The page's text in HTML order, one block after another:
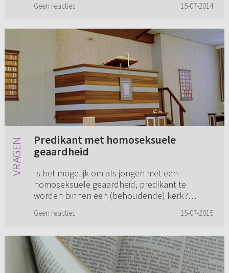
Geen reacties 15-07-2014
Predikant met homoseksuele
geaardheid
Is het mogelijk om als jongen met een
homoseksuele geaardheid, predikant te
worden binnen een (behoudende) kerk?
man, maar ik wil ook niet trouwen met een...
Geen reacties 15-07-2015